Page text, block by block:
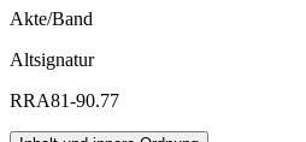
Akte/Band
Altsignatur
RRA81-90.77